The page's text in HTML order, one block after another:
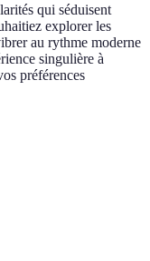
qui séduisent
explorer les
au rythme moderne
singulière à
préférences